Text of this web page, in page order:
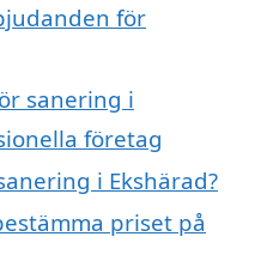
för
sanering i
företag
i Ekshärad?
priset på